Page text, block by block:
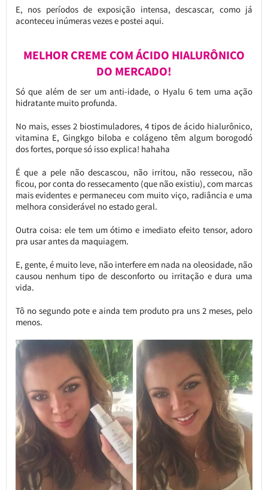
E, nos períodos de exposição intensa, descascar, como já
aconteceu inúmeras vezes e postei aqui.
MELHOR CREME COM ÁCIDO HIALURÔNICO
DO MERCADO!
Só que além de ser um anti-idade, o Hyalu 6 tem uma ação
hidratante muito profunda.
No mais, esses 2 biostimuladores, 4 tipos de ácido hialurônico,
vitamina E, Gingkgo biloba e colágeno têm algum borogodó
dos fortes, porque só isso explica! hahaha
É que a pele não descascou, não irritou, não ressecou, não
ficou, por conta do ressecamento (que não existiu), com marcas
mais evidentes e permaneceu com muito viço, radiância e uma
melhora considerável no estado geral.
Outra coisa: ele tem um ótimo e imediato efeito tensor, adoro
pra usar antes da maquiagem.
E, gente, é muito leve, não interfere em nada na oleosidade, não
causou nenhum tipo de desconforto ou irritação e dura uma
vida.
Tô no segundo pote e ainda tem produto pra uns 2 meses, pelo
menos.